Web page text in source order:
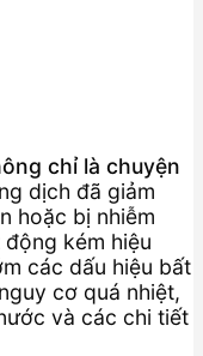
chỉ là chuyện
dịch đã giảm
hoặc bị nhiễm
kém hiệu
các dấu hiệu bất
cơ quá nhiệt,
và các chi tiết